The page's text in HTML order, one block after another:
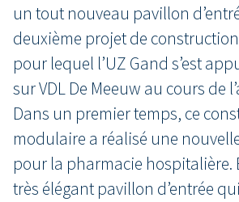
un tout nouveau pavillon
deuxième projet de
pour lequel l’UZ Gand s’est
sur VDL De Meeuw au cours de
Dans un premier temps, ce
modulaire a réalisé une
pour la pharmacie hospitalière.
très élégant pavillon d’entrée